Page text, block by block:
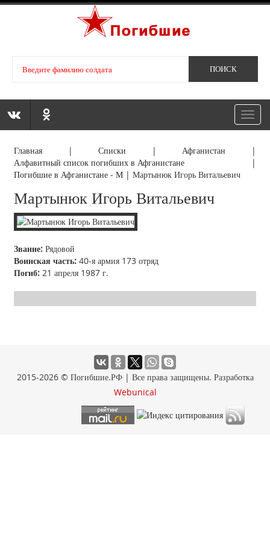
Главная |Списки | Афганистан |
Алфавитный список погибших в Афганистане |
Погибшие в Афганистане - М |Мартынюк Игорь Витальевич
Мартынюк Игорь Витальевич
Звание: Рядовой
Воинская часть: 40-я армия 173 отряд
Погиб: 21 апреля 1987 г.
2015-2026 © Погибшие.РФ | Все права защищены. Разработка
Webunical